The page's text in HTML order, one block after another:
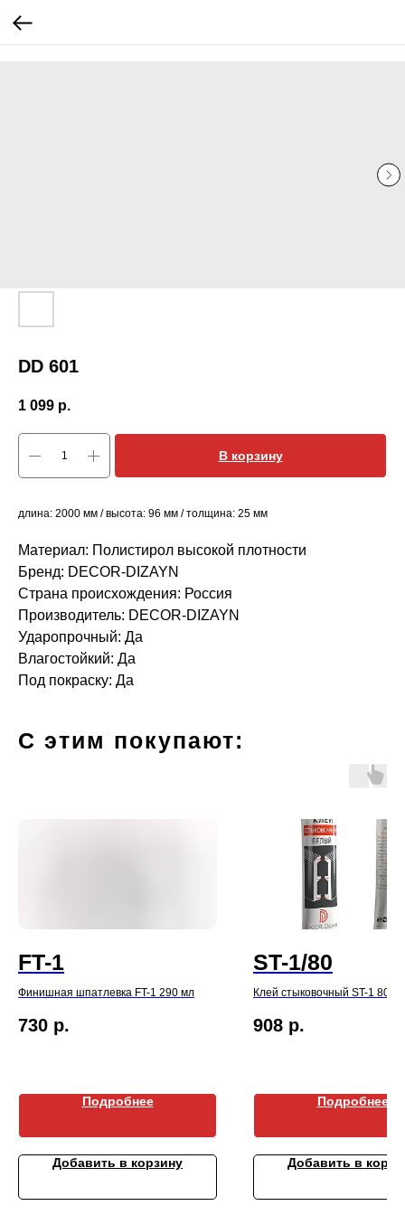
DD 601
1 099 р.
В корзину
длина: 2000 мм / высота: 96 мм / толщина: 25 мм
Материал: Полистирол высокой плотности
Бренд: DECOR-DIZAYN
Страна происхождения: Россия
Производитель: DECOR-DIZAYN
Ударопрочный: Да
Влагостойкий: Да
Под покраску: Да
С этим покупают:
FT-1
Финишная шпатлевка FT-1 290 мл
730 р.
Подробнее
Добавить в корзину
ST-1/80
Клей стыковочный ST-1 80 мл
908 р.
Подробнее
Добавить в